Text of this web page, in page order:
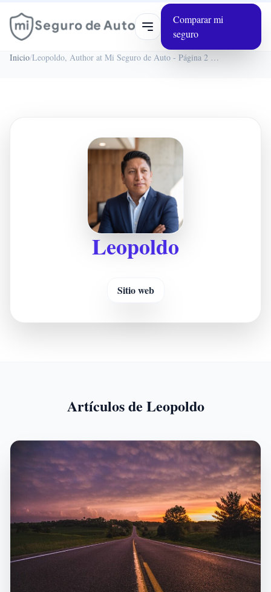
Abrir menú
Comparar mi
seguro
Inicio/ Leopoldo, Author at Mi Seguro de Auto - Página 2 de 6
Leopoldo
Sitio web
Artículos de Leopoldo